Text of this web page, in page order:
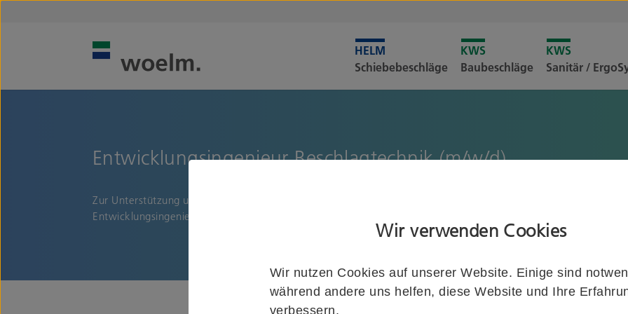
Wir verwenden Cookies
Wir nutzen Cookies auf unserer Website. Einige sind
während andere uns helfen, diese Website und Ihre
verbessern.
Schiebebeschläge Baubeschläge Sanitär /
Entwicklungsingenieur Beschlagtechnik (m/w/d)
Zur Unterstützung unseres Teams besetzen wir an unserem Unternehmenssitz in Heiligenhaus zum
Entwicklungsingenieur Beschlagtechnik (m/w/d).